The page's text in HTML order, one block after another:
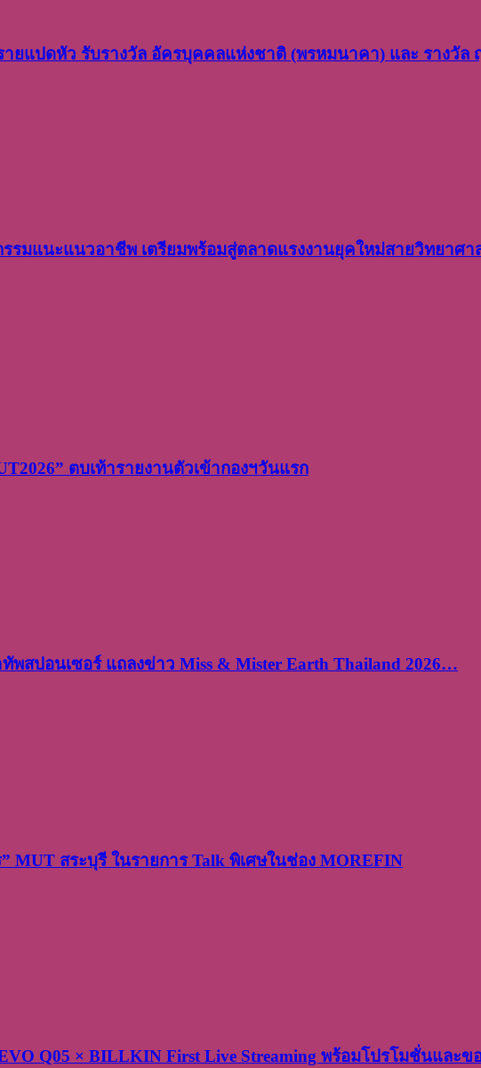
ายแปดหัว รับรางวัล อัครบุคคลแห่งชาติ (พรหมนาคา) และ รางวัล
รมแนะแนวอาชีพ เตรียมพร้อมสู่ตลาดแรงงานยุคใหม่สายวิทยาศ
ตบเท้ารายงานตัวเข้ากองฯวันแรก
พสปอนเซอร์ แถลงข่าว Miss & Mister Earth Thailand 2026…
MUT สระบุรี ในรายการ Talk พิเศษในช่อง MOREFIN
Q05 × BILLKIN First Live Streaming พร้อมโปรโมชั่นและข